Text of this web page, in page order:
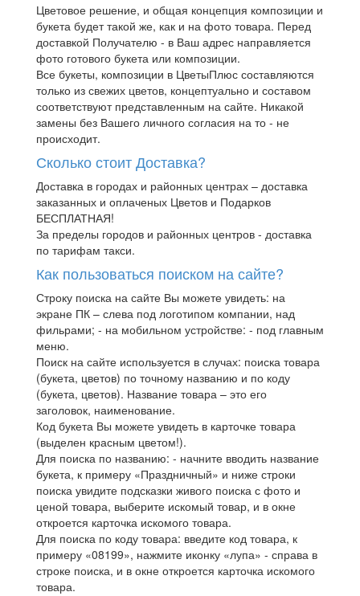
Цветовое решение, и общая концепция композиции и
букета будет такой же, как и на фото товара. Перед
доставкой Получателю - в Ваш адрес направляется
фото готового букета или композиции.
Все букеты, композиции в ЦветыПлюс составляются
только из свежих цветов, концептуально и составом
соответствуют представленным на сайте. Никакой
замены без Вашего личного согласия на то - не
происходит.
Сколько стоит Доставка?
Доставка в городах и районных центрах – доставка
заказанных и оплаченых Цветов и Подарков
БЕСПЛАТНАЯ!
За пределы городов и районных центров - доставка
по тарифам такси.
Как пользоваться поиском на сайте?
Строку поиска на сайте Вы можете увидеть: на
экране ПК – слева под логотипом компании, над
фильрами; - на мобильном устройстве: - под главным
меню.
Поиск на сайте используется в случах: поиска товара
(букета, цветов) по точному названию и по коду
(букета, цветов). Название товара – это его
заголовок, наименование.
Код букета Вы можете увидеть в карточке товара
(выделен красным цветом!).
Для поиска по названию: - начните вводить название
букета, к примеру «Праздничный» и ниже строки
поиска увидите подсказки живого поиска с фото и
ценой товара, выберите искомый товар, и в окне
откроется карточка искомого товара.
Для поиска по коду товара: введите код товара, к
примеру «08199», нажмите иконку «лупа» - справа в
строке поиска, и в окне откроется карточка искомого
товара.